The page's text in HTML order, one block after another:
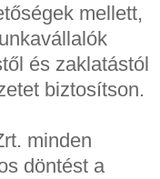
mellett,
és zaklatástól
biztosítson.
minden
döntést a